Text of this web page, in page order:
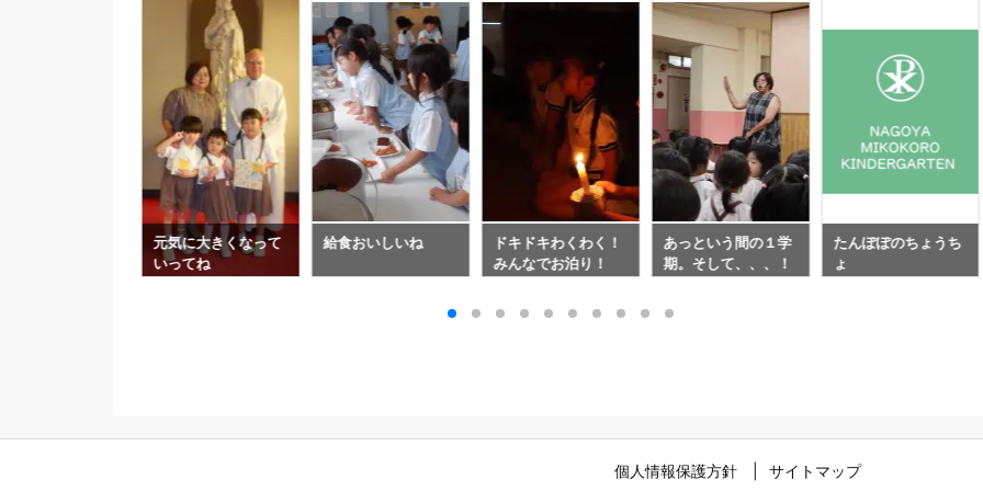
元気に大きくなって
いってね
給食おいしいね
ドキドキわくわく！
みんなでお泊り！
あっという間の１学
期。そして、、、！
たんぽぽのちょうち
ょ
個人情報保護方針 サイトマップ